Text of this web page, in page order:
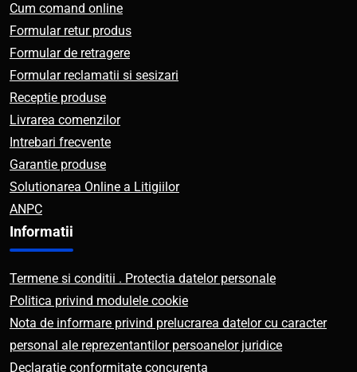
Cum comand online
Formular retur produs
Formular de retragere
Formular reclamatii si sesizari
Receptie produse
Livrarea comenzilor
Intrebari frecvente
Garantie produse
Solutionarea Online a Litigiilor
ANPC
Informatii
Termene si conditii . Protectia datelor personale
Politica privind modulele cookie
Nota de informare privind prelucrarea datelor cu caracter
personal ale reprezentantilor persoanelor juridice
Declaratie conformitate concurenta